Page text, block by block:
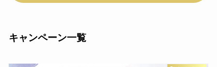
キャンペーン一覧